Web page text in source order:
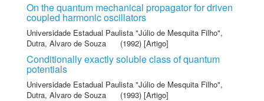
On the quantum mechanical propagator for driven
coupled harmonic oscillators
Universidade Estadual Paulista "Júlio de Mesquita Filho",
Dutra, Alvaro de Souza
(1992) [Artigo]
Conditionally exactly soluble class of quantum
potentials
Universidade Estadual Paulista "Júlio de Mesquita Filho",
Dutra, Alvaro de Souza
(1993) [Artigo]